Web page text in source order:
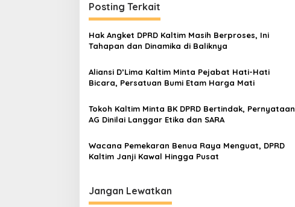
Posting Terkait
Hak Angket DPRD Kaltim Masih Berproses, Ini
Tahapan dan Dinamika di Baliknya
Aliansi D’Lima Kaltim Minta Pejabat Hati-Hati
Bicara, Persatuan Bumi Etam Harga Mati
Tokoh Kaltim Minta BK DPRD Bertindak, Pernyataan
AG Dinilai Langgar Etika dan SARA
Wacana Pemekaran Benua Raya Menguat, DPRD
Kaltim Janji Kawal Hingga Pusat
Jangan Lewatkan